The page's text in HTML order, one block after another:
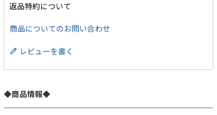
返品特約について
商品についてのお問い合わせ
レビューを書く
◆商品情報◆